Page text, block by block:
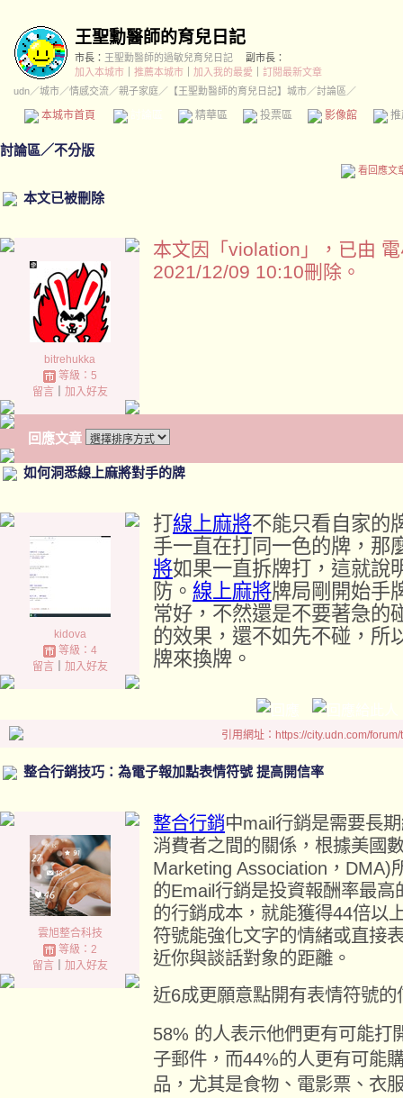
王聖勳醫師的育兒日記
市長： 王聖勳醫師的過敏兒育兒日記
副市長：
加入本城市
推薦本城市 加入我的最愛
訂閱最新文章
udn／城市／情感交流／親子家庭／ 【王聖勳醫師的育兒日記】城市／討論區／
本城市首頁 精華區 投票區 影像館
討論區／不分版
看回應文
本文已被刪除
bitrehukka
等級：5
留言｜ 加入好友
本文因「violation」，已由
2021/12/09 10:10刪除。
回應文章
如何洞悉線上麻將對手的牌
kidova
等級：4
留言｜ 加入好友
打線上麻將不能只看自家的
手一直在打同一色的牌，那
將如果一直拆牌打，這就說
防。 線上麻將牌局剛開始手
常好，不然還是不要著急的
的效果，還不如先不碰，所
牌來換牌。
引用網址：https://city.udn.com/
整合行銷技巧：為電子報加點表情符號 提高開信率
雲旭整合科技
等級：2
留言｜ 加入好友
整合行銷中mail行銷是需要長
消費者之間的關係，根據美國
Marketing Association，DMA)
的Email行銷是投資報酬率最
的行銷成本，就能獲得44倍以
符號能強化文字的情緒或直接
近你與談話對象的距離。
近6成更願意點開有表情符號的
58% 的人表示他們更有可能打
子郵件，而44%的人更有可能
品，尤其是食物、電影票、衣